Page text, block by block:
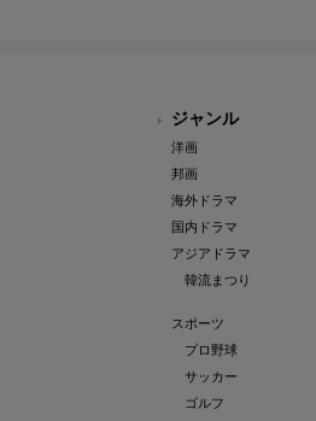
ジャンル
洋画
邦画
海外ドラマ
国内ドラマ
アジアドラマ
韓流まつり
スポーツ
プロ野球
サッカー
ゴルフ